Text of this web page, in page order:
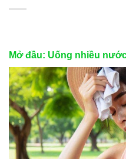
Mở đầu: Uống nhiều